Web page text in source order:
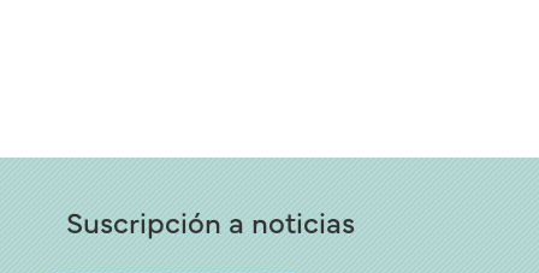
Suscripción a noticias